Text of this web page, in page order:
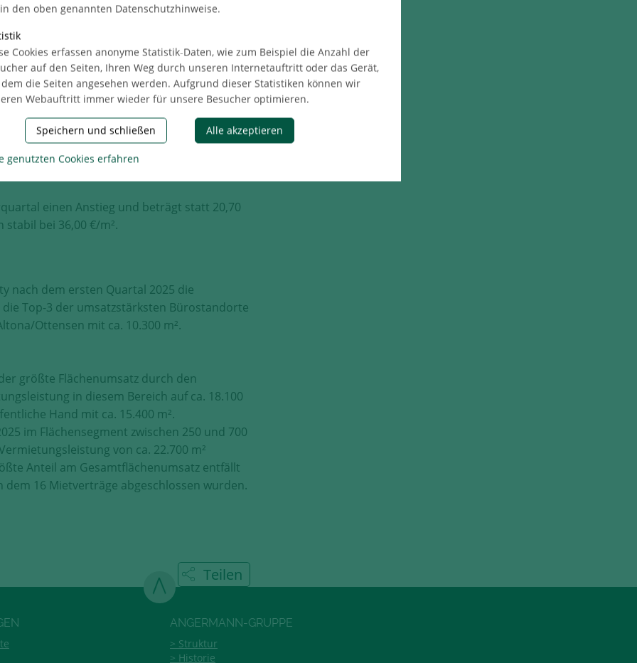
2025 von ca. 656.000 m² auf ca. 693.000
Das größer werdende Flächenangebot geht
jedem Segment einher. So ist gerade bei den
sich aufgrund von Verzögerungen im Bau
verschiebt. Im Jahresverlauf 2025 werden
allerdings 83 % bereits vermietet. Gerade
für hochwertige und moderne
erklärt Leon Müller.
einen Anstieg und beträgt statt 20,70
bei 36,00 €/m².
nach dem ersten Quartal 2025 die
Top-3 der umsatzstärksten Bürostandorte
Ottensen mit ca. 10.300 m².
größte Flächenumsatz durch den
in diesem Bereich auf ca. 18.100
Hand mit ca. 15.400 m².
im Flächensegment zwischen 250 und 700
von ca. 22.700 m²
Anteil am Gesamtflächenumsatz entfällt
dem 16 Mietverträge abgeschlossen wurden.
Teilen
ANGERMANN-GRUPPE
Struktur
Historie
den oben genannten Datenschutzhinweise.
Cookies erfassen anonyme Statistik-Daten, wie zum Beispiel die Anzahl der
auf den Seiten, Ihren Weg durch unseren Internetauftritt oder das Gerät,
die Seiten angesehen werden. Aufgrund dieser Statistiken können wir
Webauftritt immer wieder für unsere Besucher optimieren.
Speichern und schließen Alle akzeptieren
genutzten Cookies erfahren